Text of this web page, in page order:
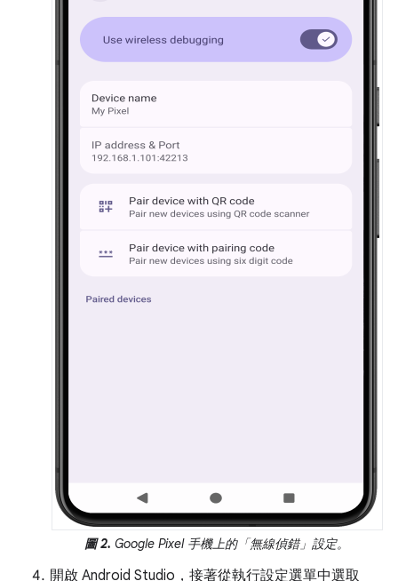
圖 2. Google Pixel 手機上的「無線偵錯」 設定。
開啟 Android Studio，接著從執行設定選單中選取